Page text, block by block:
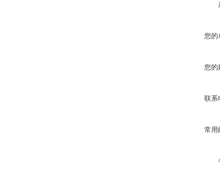
您的
您的
联系
常用